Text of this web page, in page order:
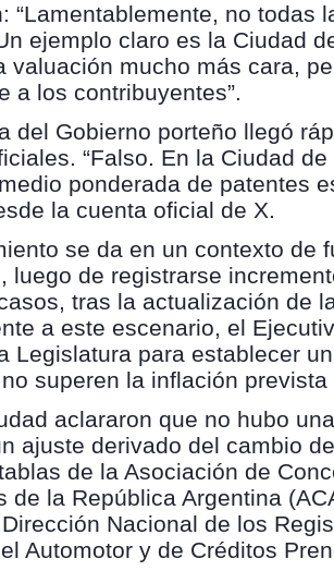
“Lamentablemente, no todas
ejemplo claro es la Ciudad
valuación mucho más cara,
a los contribuyentes”.
del Gobierno porteño llegó
“Falso. En la Ciudad
ponderada de patentes
la cuenta oficial de X.
se da en un contexto de
luego de registrarse
tras la actualización de
a este escenario, el
Legislatura para establecer
superen la inflación prevista
aclararon que no hubo
ajuste derivado del cambio
de la Asociación de
de la República Argentina
Nacional de los
Automotor y de Créditos